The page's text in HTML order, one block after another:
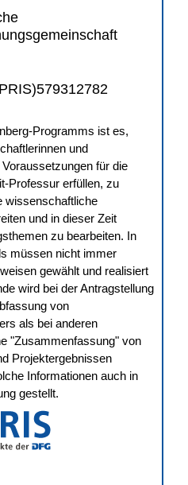
Programms ist es,
und
für die
Professur erfüllen, zu
wissenschaftliche
und in dieser Zeit
zu bearbeiten. In
müssen nicht immer
gewählt und realisiert
wird bei der Antragstellung
von
als bei anderen
"Zusammenfassung" von
Projektergebnissen
Informationen auch in
gestellt.